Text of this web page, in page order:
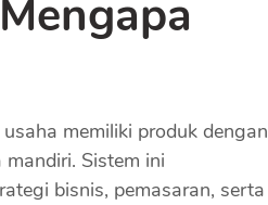
memiliki produk dengan
Sistem ini
bisnis, pemasaran, serta